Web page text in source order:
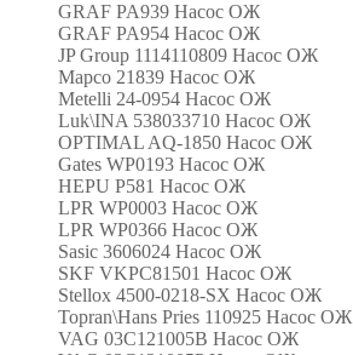
GRAF PA939 Насос ОЖ
GRAF PA954 Насос ОЖ
JP Group 1114110809 Насос ОЖ
Mapco 21839 Насос ОЖ
Metelli 24-0954 Насос ОЖ
Luk\INA 538033710 Насос ОЖ
OPTIMAL AQ-1850 Насос ОЖ
Gates WP0193 Насос ОЖ
HEPU P581 Насос ОЖ
LPR WP0003 Насос ОЖ
LPR WP0366 Насос ОЖ
Sasic 3606024 Насос ОЖ
SKF VKPC81501 Насос ОЖ
Stellox 4500-0218-SX Насос ОЖ
Topran\Hans Pries 110925 Насос ОЖ
VAG 03C121005B Насос ОЖ